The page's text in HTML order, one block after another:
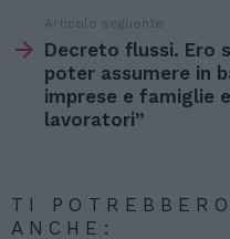
Articolo seguente
Decreto flussi. Ero
poter assumere in
imprese e famiglie
lavoratori”
TI
ANCHE: